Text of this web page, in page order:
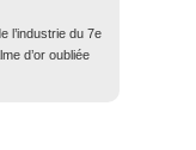
l’industrie du 7e
d’or oubliée